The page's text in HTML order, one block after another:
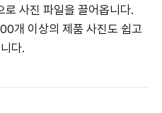
사진 파일을 끌어옵니다.
개 이상의 제품 사진도 쉽고
다.